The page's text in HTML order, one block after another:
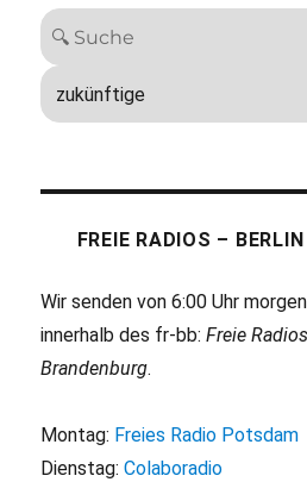
FREIE RADIOS –
Wir senden von 6:00 Uhr
innerhalb des fr-bb:Freie
Brandenburg.
Montag: Freies Radio Potsdam
Dienstag:Colaboradio